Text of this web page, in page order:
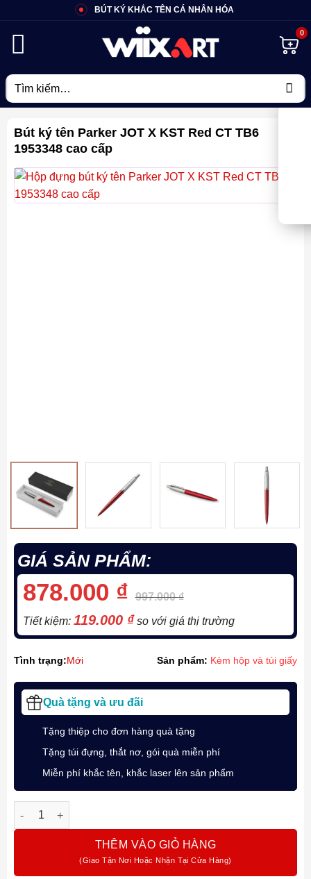
BÚT KÝ KHẮC TÊN CÁ NHÂN HÓA
Tìm
kiếm:
Bút ký tên Parker JOT X KST Red CT TB6
1953348 cao cấp
GIÁ SẢN PHẨM:
878.000 ₫ 997.000₫
Tiết kiệm: 119.000 ₫so với giá thị trường
Tình trạng:Mới Sản phẩm: Kèm hộp và túi giấy
Quà tặng và ưu đãi
Tặng thiệp cho đơn hàng quà tặng
Tặng túi đựng, thắt nơ, gói quà miễn phí
Miễn phí khắc tên, khắc laser lên sản phẩm
Bút ký tên Parker JOT X KST Red CT TB6 1953348 cao cấp số
THÊM VÀO GIỎ HÀNG